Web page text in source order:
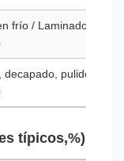
frío / Laminado en
decapado, pulido,
típicos,%)